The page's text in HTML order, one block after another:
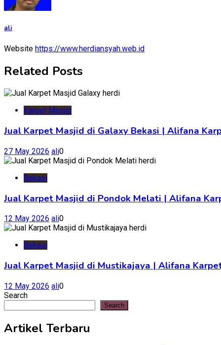
ali
Website https://www.herdiansyah.web.id
Related Posts
Karpet Masjid
Jual Karpet Masjid di Galaxy Bekasi | Alifana
27 May 2026 ali0
Bekasi
Jual Karpet Masjid di Pondok Melati | Alifana
12 May 2026 ali0
Bekasi
Jual Karpet Masjid di Mustikajaya | Alifana
12 May 2026 ali0
Search
Search
Artikel Terbaru